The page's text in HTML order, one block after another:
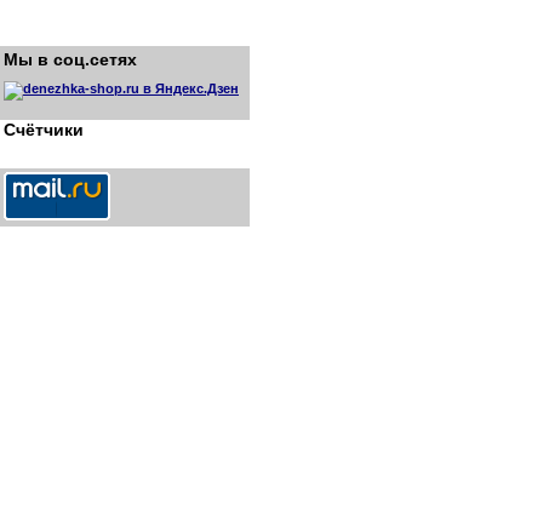
Мы в соц.сетях
Счётчики